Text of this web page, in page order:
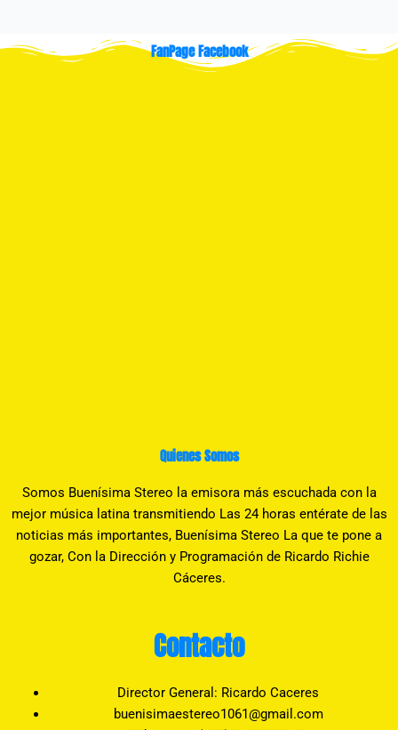
FanPage Facebook
Quienes Somos
Somos Buenísima Stereo la emisora más escuchada con la
mejor música latina transmitiendo Las 24 horas entérate de las
noticias más importantes, Buenísima Stereo La que te pone a
gozar, Con la Dirección y Programación de Ricardo Richie
Cáceres.
Contacto
Director General: Ricardo Caceres
buenisimaestereo1061@gmail.com